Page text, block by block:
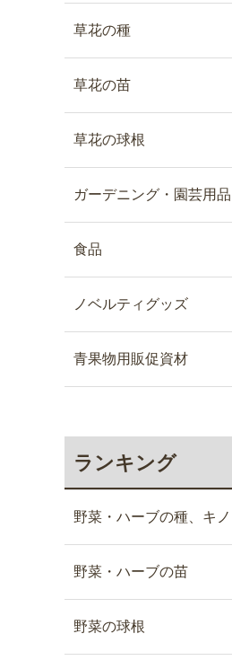
草花の種
草花の苗
草花の球根
ガーデニング・園芸用品
食品
ノベルティグッズ
青果物用販促資材
ランキング
野菜・ハーブの種、キノ
野菜・ハーブの苗
野菜の球根